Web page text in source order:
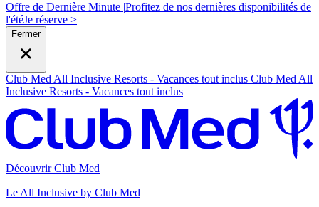
Offre de Dernière Minute |Profitez de nos dernières disponibilités de
l'étéJe réserve >
Fermer
Club Med All Inclusive Resorts - Vacances tout inclus Club Med All
Inclusive Resorts - Vacances tout inclus
Découvrir Club Med
Le All Inclusive by Club Med